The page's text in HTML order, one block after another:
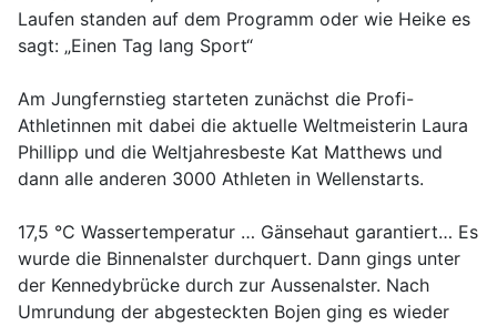
Laufen standen auf dem Programm oder wie Heike es
sagt: „Einen Tag lang Sport“
Am Jungfernstieg starteten zunächst die Profi-
Athletinnen mit dabei die aktuelle Weltmeisterin Laura
Phillipp und die Weltjahresbeste Kat Matthews und
dann alle anderen 3000 Athleten in Wellenstarts.
17,5 °C Wassertemperatur … Gänsehaut garantiert… Es
wurde die Binnenalster durchquert. Dann gings unter
der Kennedybrücke durch zur Aussenalster. Nach
Umrundung der abgesteckten Bojen ging es wieder